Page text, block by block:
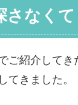
さなく
ご紹介して
てきました。